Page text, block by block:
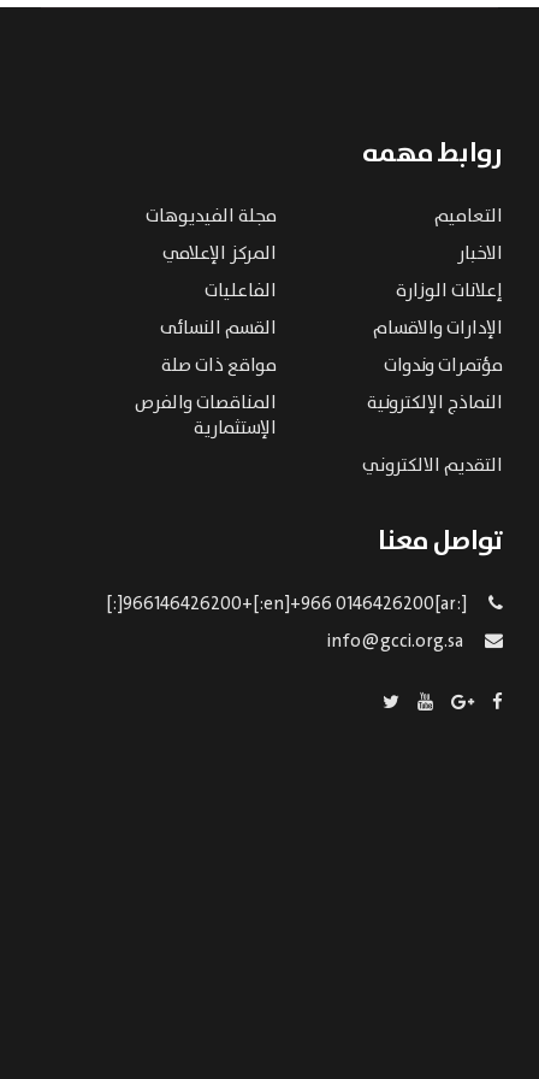
روابط مهمه
التعاميم
مجلة الفيديوهات
الاخبار
المركز الإعلامي
إعلانات الوزارة
الفاعليات
الإدارات والاقسام
القسم النسائى
مؤتمرات وندوات
مواقع ذات صلة
النماذج الإلكترونية
المناقصات والفرص
الإستثمارية
التقديم الالكتروني
تواصل معنا
[:ar]966146426200+[:en]+966 0146426200[:]